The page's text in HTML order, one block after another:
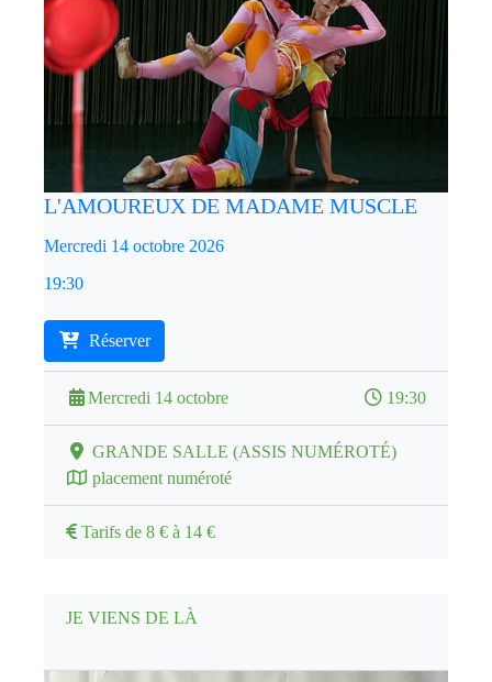
L'AMOUREUX DE MADAME MUSCLE
Mercredi 14 octobre 2026
19:30
Réserver
Mercredi 14 octobre 19:30
GRANDE SALLE (ASSIS NUMÉROTÉ)
placement numéroté
Tarifs de 8 € à 14 €
JE VIENS DE LÀ